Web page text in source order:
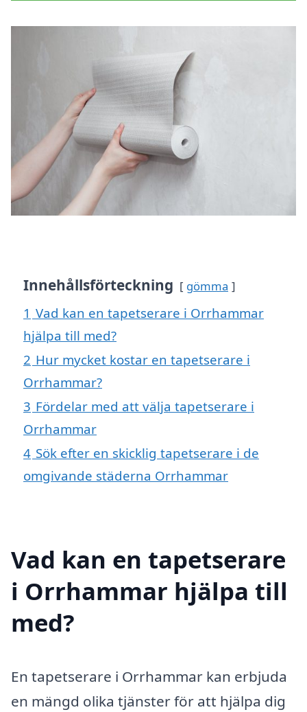
Innehållsförteckning gömma
1 Vad kan en tapetserare i Orrhammar
hjälpa till med?
2 Hur mycket kostar en tapetserare i
Orrhammar?
3 Fördelar med att välja tapetserare i
Orrhammar
4 Sök efter en skicklig tapetserare i de
omgivande städerna Orrhammar
Vad kan en tapetserare
i Orrhammar hjälpa till
med?
En tapetserare i Orrhammar kan erbjuda
en mängd olika tjänster för att hjälpa dig